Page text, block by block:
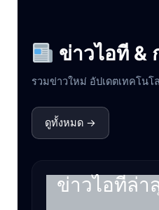
ข่าวไอที &
รวมข่าวใหม่ อัปเดตเทคโนโ
ดูทั้งหมด →
ข่าวไอทีล่า